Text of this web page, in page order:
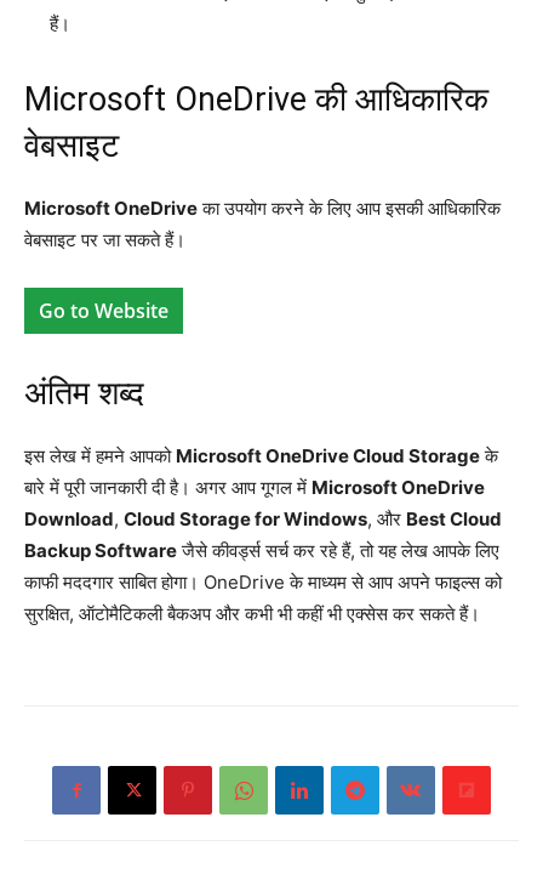
हैं।
Microsoft OneDrive की आधिकारिक
वेबसाइट
Microsoft OneDriveका उपयोग करने के लिए आप इसकी आधिकारिक
वेबसाइट पर जा सकते हैं।
Go to Website
अंतिम शब्द
इस लेख में हमने आपको Microsoft OneDrive Cloud Storageके
बारे में पूरी जानकारी दी है। अगर आप गूगल में Microsoft OneDrive
Download, Cloud Storage for Windows, और Best Cloud
Backup Softwareजैसे कीवर्ड्स सर्च कर रहे हैं, तो यह लेख आपके लिए
काफी मददगार साबित होगा। OneDrive के माध्यम से आप अपने फाइल्स को
सुरक्षित, ऑटोमैटिकली बैकअप और कभी भी कहीं भी एक्सेस कर सकते हैं।